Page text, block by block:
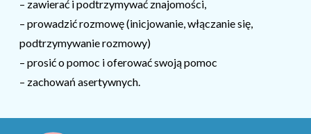
– zawierać i podtrzymywać znajomości,
– prowadzić rozmowę (inicjowanie, włączanie się,
podtrzymywanie rozmowy)
– prosić o pomoc i oferować swoją pomoc
– zachowań asertywnych.